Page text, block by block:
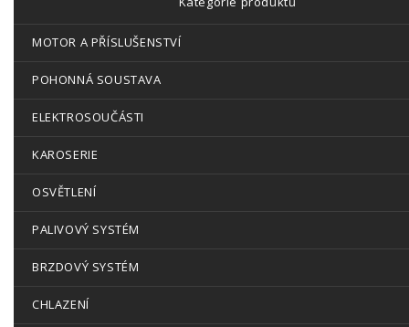
MOTOR A PŘÍSLUŠENSTVÍ
POHONNÁ SOUSTAVA
ELEKTROSOUČÁSTI
KAROSERIE
OSVĚTLENÍ
PALIVOVÝ SYSTÉM
BRZDOVÝ SYSTÉM
CHLAZENÍ